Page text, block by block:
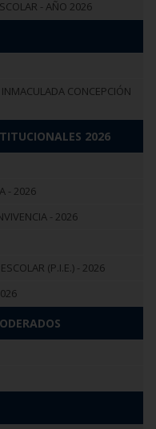
- AÑO 2026
CONCEPCIÓN
2026
- 2026
- 2026
(P.I.E.) - 2026